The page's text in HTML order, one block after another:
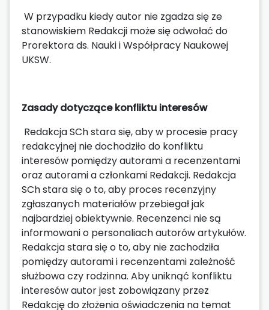
W przypadku kiedy autor nie zgadza się ze
stanowiskiem Redakcji może się odwołać do
Prorektora ds. Nauki i Współpracy Naukowej
UKSW.
Zasady dotyczące konfliktu interesów
Redakcja SCh stara się, aby w procesie pracy
redakcyjnej nie dochodziło do konfliktu
interesów pomiędzy autorami a recenzentami
oraz autorami a członkami Redakcji. Redakcja
SCh stara się o to, aby proces recenzyjny
zgłaszanych materiałów przebiegał jak
najbardziej obiektywnie. Recenzenci nie są
informowani o personaliach autorów artykułów.
Redakcja stara się o to, aby nie zachodziła
pomiędzy autorami i recenzentami zależność
służbowa czy rodzinna. Aby uniknąć konfliktu
interesów autor jest zobowiązany przez
Redakcję do złożenia oświadczenia na temat